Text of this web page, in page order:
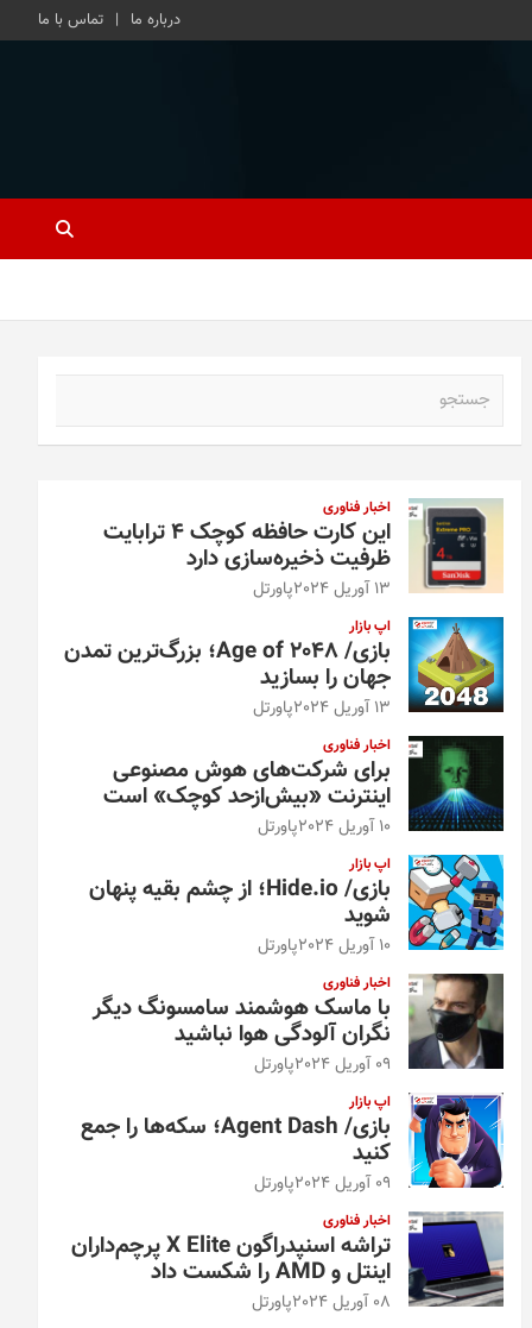
درباره ما تماس با ما
اخبار فناوری
این کارت حافظه کوچک ۴ ترابایت
ظرفیت ذخیره‌سازی دارد
13 آوریل 2024 پاورتل
اپ بازار
بازی/ Age of 2048؛ بزرگ‌ترین تمدن
جهان را بسازید
13 آوریل 2024 پاورتل
اخبار فناوری
برای شرکت‌های هوش مصنوعی
اینترنت «بیش‌از‌حد کوچک» است
10 آوریل 2024 پاورتل
اپ بازار
بازی/ Hide.io؛ از چشم بقیه پنهان
شوید
10 آوریل 2024 پاورتل
اخبار فناوری
با ماسک هوشمند سامسونگ دیگر
نگران آلودگی هوا نباشید
09 آوریل 2024 پاورتل
اپ بازار
بازی/ Agent Dash؛ سکه‌ها را جمع
کنید
09 آوریل 2024 پاورتل
اخبار فناوری
تراشه اسنپدراگون X Elite پرچم‌داران
اینتل و AMD را شکست داد
08 آوریل 2024 پاورتل